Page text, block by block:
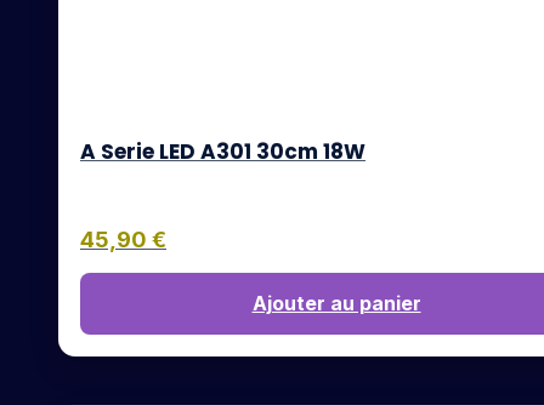
A Serie LED A301 30cm 18W
45,90 €
Ajouter au panier